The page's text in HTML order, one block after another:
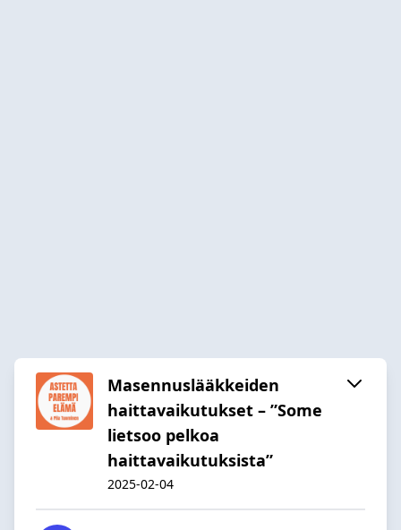
Masennuslääkkeiden
haittavaikutukset – ”Some
lietsoo pelkoa
haittavaikutuksista”
2025-02-04